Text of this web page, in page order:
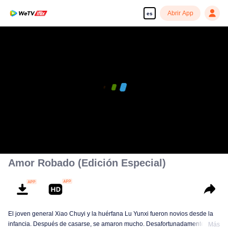
es Abrir App
Amor Robado (Edición Especial)
El joven general Xiao Chuyi y la huérfana Lu Yunxi fueron novios desde la
infancia. Después de casarse, se amaron mucho. Desafortunadamente,
Más